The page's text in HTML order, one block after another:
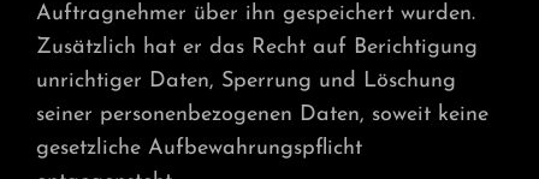
Auftragnehmer über ihn gespeichert wurden.
Zusätzlich hat er das Recht auf Berichtigung
unrichtiger Daten, Sperrung und Löschung
seiner personenbezogenen Daten, soweit keine
gesetzliche Aufbewahrungspflicht